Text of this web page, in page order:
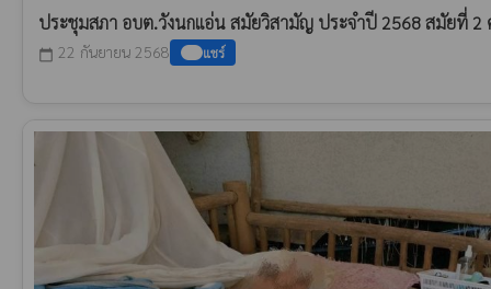
ประชุมสภา อบต.วังนกแอ่น สมัยวิสามัญ ประจำปี 2568 สมัยที่ 2
calendar_today 22 กันยายน 2568 แชร์